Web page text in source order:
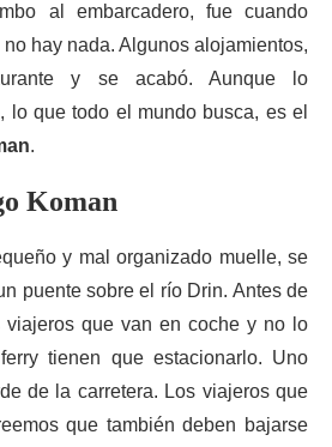
al embarcadero, fue cuando
hay nada. Algunos alojamientos,
y se acabó. Aunque lo
lo que todo el mundo busca, es el
.
Koman
y mal organizado muelle, se
puente sobre el río Drin. Antes de
viajeros que van en coche y no lo
tienen que estacionarlo. Uno
de la carretera. Los viajeros que
que también deben bajarse